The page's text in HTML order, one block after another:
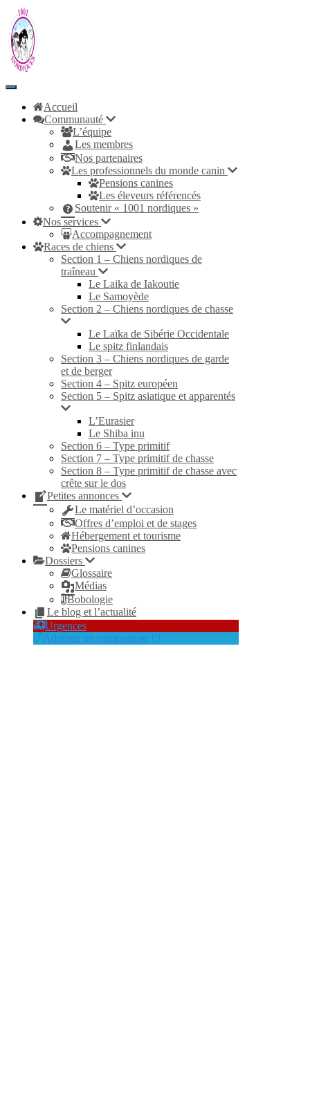
Toggle
NavigationAccueil
Communauté
L’équipe
Les membres
Nos partenaires
Les professionnels du monde canin
Pensions canines
Les éleveurs référencés
Soutenir « 1001 nordiques »
Nos services
Accompagnement
Races de chiens
Section 1 – Chiens nordiques de
traîneau
Le Laika de Iakoutie
Le Samoyède
Section 2 – Chiens nordiques de chasse
Le Laïka de Sibérie Occidentale
Le spitz finlandais
Section 3 – Chiens nordiques de garde
et de berger
Section 4 – Spitz européen
Section 5 – Spitz asiatique et apparentés
L’Eurasier
Le Shiba inu
Section 6 – Type primitif
Section 7 – Type primitif de chasse
Section 8 – Type primitif de chasse avec
crête sur le dos
Petites annonces
Le matériel d’occasion
Offres d’emploi et de stages
Hébergement et tourisme
Pensions canines
Dossiers
Glossaire
Médias
Bobologie
Le blog et l’actualité
Urgences
Adoptez un compagnon !!!